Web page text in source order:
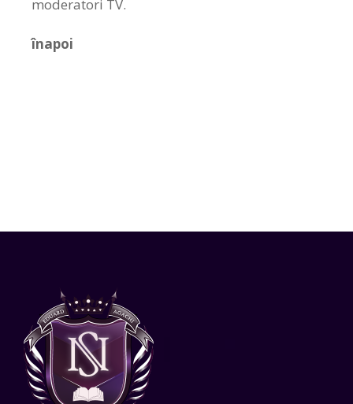
moderatori TV.
înapoi